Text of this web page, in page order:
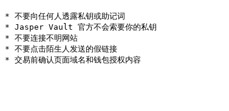
* 不要向任何人透露私钥或助记词
* Jasper Vault 官方不会索要你的私钥
* 不要连接不明网站
* 不要点击陌生人发送的假链接